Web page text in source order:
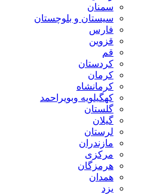
سمنان
سیستان و بلوچستان
فارس
قزوین
قم
کردستان
کرمان
کرمانشاه
کهگیلویه وبویراحمد
گلستان
گیلان
لرستان
مازندران
مرکزی
هرمزگان
همدان
یزد